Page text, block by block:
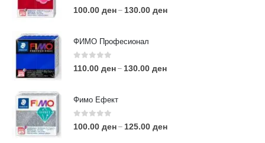
0 out of 5
100.00 ден – 130.00 ден
ФИМО Професионал
0out of 5
110.00 ден – 130.00 ден
Фимо Ефект
0 out of 5
100.00 ден – 125.00 ден